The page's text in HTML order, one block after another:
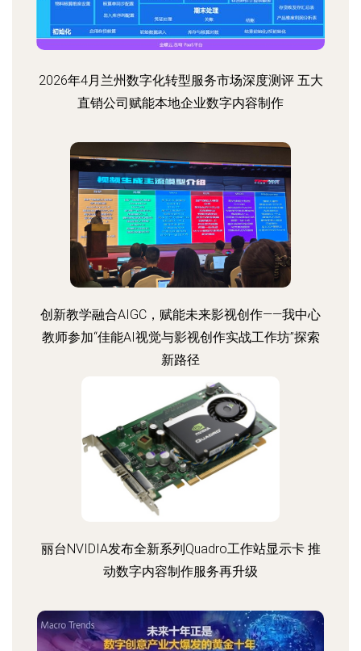
2026年4月兰州数字化转型服务市场深度测评 五大
直销公司赋能本地企业数字内容制作
创新教学融合AIGC，赋能未来影视创作——我中心
教师参加“佳能AI视觉与影视创作实战工作坊”探索
新路径
丽台NVIDIA发布全新系列Quadro工作站显示卡 推
动数字内容制作服务再升级